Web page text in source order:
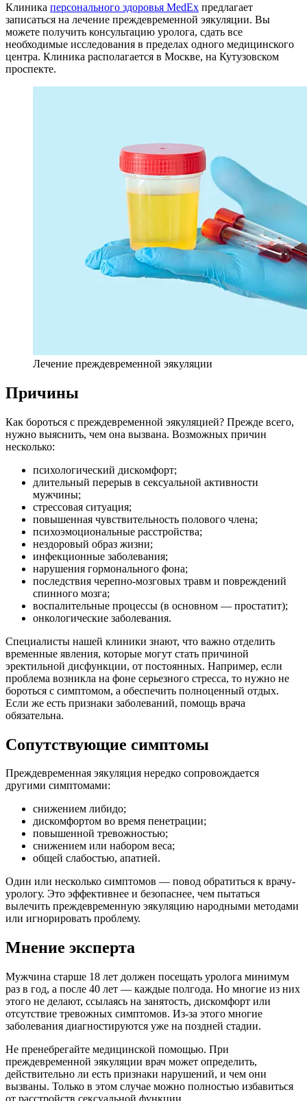
Клиника персонального здоровья MedEx предлагает
записаться на лечение преждевременной эякуляции. Вы
можете получить консультацию уролога, сдать все
необходимые исследования в пределах одного медицинского
центра. Клиника располагается в Москве, на Кутузовском
проспекте.
Лечение преждевременной эякуляции
Причины
Как бороться с преждевременной эякуляцией? Прежде всего,
нужно выяснить, чем она вызвана. Возможных причин
несколько:
психологический дискомфорт;
длительный перерыв в сексуальной активности
мужчины;
стрессовая ситуация;
повышенная чувствительность полового члена;
психоэмоциональные расстройства;
нездоровый образ жизни;
инфекционные заболевания;
нарушения гормонального фона;
последствия черепно-мозговых травм и повреждений
спинного мозга;
воспалительные процессы (в основном — простатит);
онкологические заболевания.
Специалисты нашей клиники знают, что важно отделить
временные явления, которые могут стать причиной
эректильной дисфункции, от постоянных. Например, если
проблема возникла на фоне серьезного стресса, то нужно не
бороться с симптомом, а обеспечить полноценный отдых.
Если же есть признаки заболеваний, помощь врача
обязательна.
Сопутствующие симптомы
Преждевременная эякуляция нередко сопровождается
другими симптомами:
снижением либидо;
дискомфортом во время пенетрации;
повышенной тревожностью;
снижением или набором веса;
общей слабостью, апатией.
Один или несколько симптомов — повод обратиться к врачу-
урологу. Это эффективнее и безопаснее, чем пытаться
вылечить преждевременную эякуляцию народными методами
или игнорировать проблему.
Мнение эксперта
Мужчина старше 18 лет должен посещать уролога минимум
раз в год, а после 40 лет — каждые полгода. Но многие из них
этого не делают, ссылаясь на занятость, дискомфорт или
отсутствие тревожных симптомов. Из-за этого многие
заболевания диагностируются уже на поздней стадии.
Не пренебрегайте медицинской помощью. При
преждевременной эякуляции врач может определить,
действительно ли есть признаки нарушений, и чем они
вызваны. Только в этом случае можно полностью избавиться